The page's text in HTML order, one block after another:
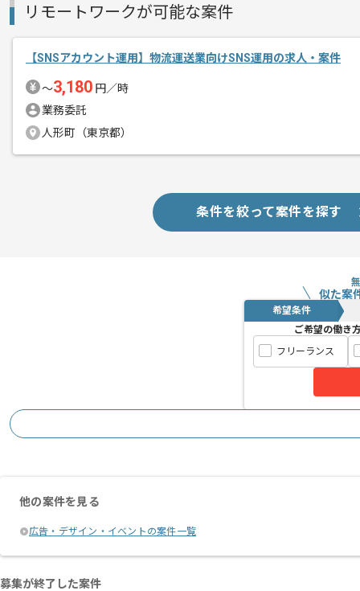
リモートワークが可能な案件
【SNSアカウント運用】物流運送業向けSNS運用の求人・案件
〜3,180 円／時
業務委託
人形町（東京都）
条件を絞って案件を探す
似た案
希望条件
ご希望の働き
フリーランス
他の案件を見る
広告・デザイン・イベントの案件一覧
募集が終了した案件